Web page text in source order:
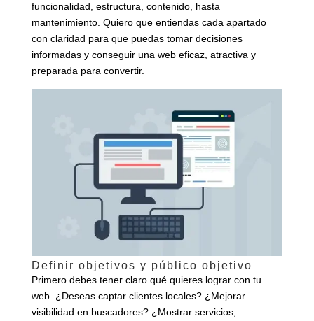
funcionalidad, estructura, contenido, hasta
mantenimiento. Quiero que entiendas cada apartado
con claridad para que puedas tomar decisiones
informadas y conseguir una web eficaz, atractiva y
preparada para convertir.
Definir objetivos y público objetivo
Primero debes tener claro qué quieres lograr con tu
web. ¿Deseas captar clientes locales? ¿Mejorar
visibilidad en buscadores? ¿Mostrar servicios,